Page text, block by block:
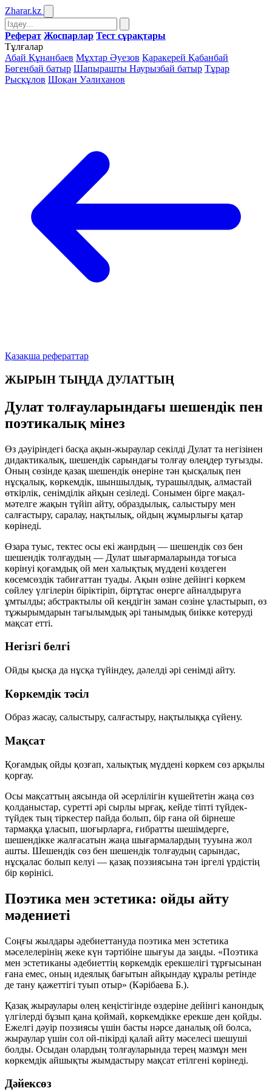
Zharar.kz
Реферат Жоспарлар Тест сұрақтары
Тұлғалар
Абай Құнанбаев Мұхтар Әуезов Қаракерей Қабанбай
Бөгенбай батыр Шапырашты Наурызбай батыр Тұрар
Рысқұлов Шоқан Уәлиханов
Қазақша рефераттар
ЖЫРЫН ТЫҢДА ДУЛАТТЫҢ
Дулат толғауларындағы шешендік пен
поэтикалық мінез
Өз дәуіріндегі басқа ақын-жыраулар секілді Дулат та негізінен
дидактикалық, шешендік сарындағы толғау өлеңдер туғызды.
Оның сөзінде қазақ шешендік өнеріне тән қысқалық пен
нұсқалық, көркемдік, шыншылдық, турашылдық, алмастай
өткірлік, сенімділік айқын сезіледі. Сонымен бірге мақал-
мәтелге жақын түйіп айту, образдылық, салыстыру мен
салғастыру, саралау, нақтылық, ойдың жұмырлығы қатар
көрінеді.
Өзара туыс, тектес осы екі жанрдың — шешендік сөз бен
шешендік толғаудың — Дулат шығармаларында тоғыса
көрінуі қоғамдық ой мен халықтық мүддені көздеген
көсемсөздік табиғаттан туады. Ақын өзіне дейінгі көркем
сөйлеу үлгілерін біріктіріп, біртұтас өнерге айналдыруға
ұмтылды; абстрактылы ой кеңдігін заман сөзіне ұластырып, өз
тұжырымдарын тағылымдық әрі танымдық биікке көтеруді
мақсат етті.
Негізгі белгі
Ойды қысқа да нұсқа түйіндеу, дәлелді әрі сенімді айту.
Көркемдік тәсіл
Образ жасау, салыстыру, салғастыру, нақтылыққа сүйену.
Мақсат
Қоғамдық ойды қозғап, халықтық мүддені көркем сөз арқылы
қорғау.
Осы мақсаттың аясында ой әсерлілігін күшейтетін жаңа сөз
қолданыстар, суретті әрі сырлы ырғақ, кейде тіпті түйдек-
түйдек тың тіркестер пайда болып, бір ғана ой бірнеше
тармаққа ұласып, шоғырларға, ғибратты шешімдерге,
шешендікке жалғасатын жаңа шығармалардың тууына жол
ашты. Шешендік сөз бен шешендік толғаудың сарындас,
нұсқалас болып келуі — қазақ поэзиясына тән іргелі үрдістің
бір көрінісі.
Поэтика мен эстетика: ойды айту
мәдениеті
Соңғы жылдары әдебиеттануда поэтика мен эстетика
мәселелерінің жеке күн тәртібіне шығуы да заңды. «Поэтика
мен эстетиканы әдебиеттің көркемдік ерекшелігі тұрғысынан
ғана емес, оның идеялық бағытын айқындау құралы ретінде
де тану қажеттігі туып отыр» (Кәрібаева Б.).
Қазақ жыраулары өлең кеңістігінде өздеріне дейінгі канондық
үлгілерді бұзып қана қоймай, көркемдікке ерекше ден қойды.
Ежелгі дәуір поэзиясы үшін басты нәрсе даналық ой болса,
жыраулар үшін сол ой-пікірді қалай айту мәселесі шешуші
болды. Осыдан олардың толғауларында терең мазмұн мен
көркемдік айшықты жымдастыру мақсат етілгені көрінеді.
Дәйексөз